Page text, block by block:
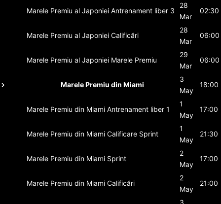
Marele Premiu al Japoniei Antrenament liber 3
28
Mar
02:30
Marele Premiu al Japoniei Calificări
28
Mar
06:00
Marele Premiu al Japoniei Marele Premiu
29
Mar
06:00
Marele Premiu din Miami
3
May
18:00
Marele Premiu din Miami Antrenament liber 1
1
May
17:00
Marele Premiu din Miami Calificare Sprint
1
May
21:30
Marele Premiu din Miami Sprint
2
May
17:00
Marele Premiu din Miami Calificări
2
May
21:00
3